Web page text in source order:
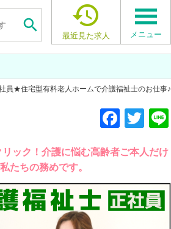
 
最近見た求人 メニュー
員★住宅型有料老人ホームで介護福祉士のお仕事♪
ック！介護に悩む高齢者ご本人だけ
たちの務めです。
F
c
b
o
T
tt
F
c
b
o
T
tt
F
c
b
o
T
tt